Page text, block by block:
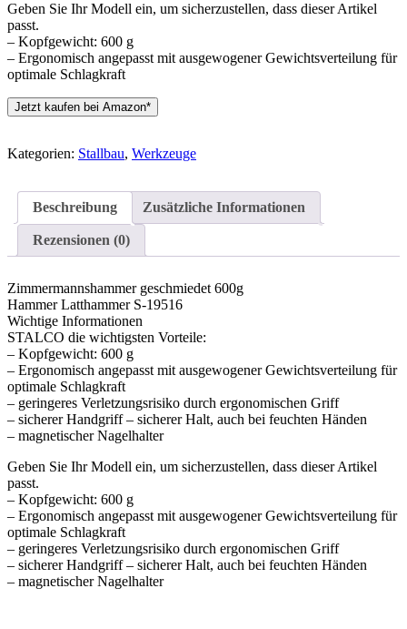
Geben Sie Ihr Modell ein, um sicherzustellen, dass dieser Artikel
passt.
– Kopfgewicht: 600 g
– Ergonomisch angepasst mit ausgewogener Gewichtsverteilung für
optimale Schlagkraft
Jetzt kaufen bei Amazon*
Kategorien: Stallbau, Werkzeuge
Beschreibung Zusätzliche Informationen
Rezensionen (0)
Zimmermannshammer geschmiedet 600g
Hammer Latthammer S-19516
Wichtige Informationen
STALCO die wichtigsten Vorteile:
– Kopfgewicht: 600 g
– Ergonomisch angepasst mit ausgewogener Gewichtsverteilung für
optimale Schlagkraft
– geringeres Verletzungsrisiko durch ergonomischen Griff
– sicherer Handgriff – sicherer Halt, auch bei feuchten Händen
– magnetischer Nagelhalter
Geben Sie Ihr Modell ein, um sicherzustellen, dass dieser Artikel
passt.
– Kopfgewicht: 600 g
– Ergonomisch angepasst mit ausgewogener Gewichtsverteilung für
optimale Schlagkraft
– geringeres Verletzungsrisiko durch ergonomischen Griff
– sicherer Handgriff – sicherer Halt, auch bei feuchten Händen
– magnetischer Nagelhalter